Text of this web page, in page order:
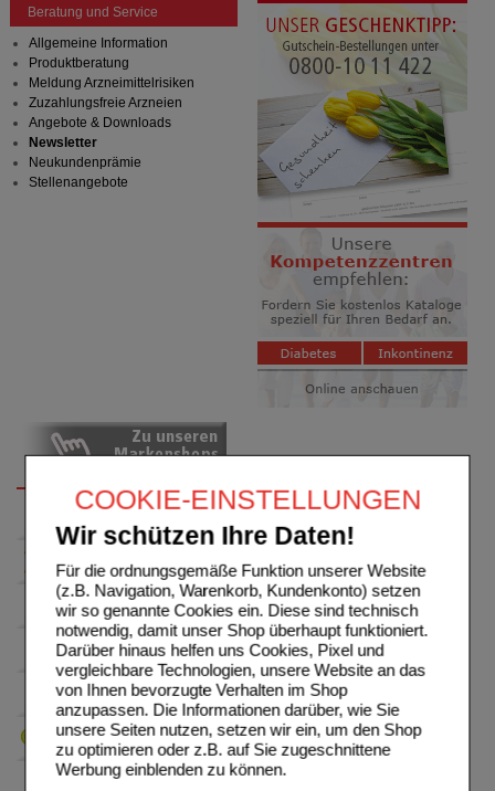
COOKIE-EINSTELLUNGEN
Wir schützen Ihre Daten!
Für die ordnungsgemäße Funktion unserer Website
(z.B. Navigation, Warenkorb, Kundenkonto) setzen
wir so genannte Cookies ein. Diese sind technisch
notwendig, damit unser Shop überhaupt funktioniert.
Darüber hinaus helfen uns Cookies, Pixel und
vergleichbare Technologien, unsere Website an das
von Ihnen bevorzugte Verhalten im Shop
anzupassen. Die Informationen darüber, wie Sie
unsere Seiten nutzen, setzen wir ein, um den Shop
zu optimieren oder z.B. auf Sie zugeschnittene
Werbung einblenden zu können.
Beratung und Service
Allgemeine Information
Produktberatung
Meldung Arzneimittelrisiken
Zuzahlungsfreie Arzneien
Angebote & Downloads
Newsletter
Neukundenprämie
Stellenangebote